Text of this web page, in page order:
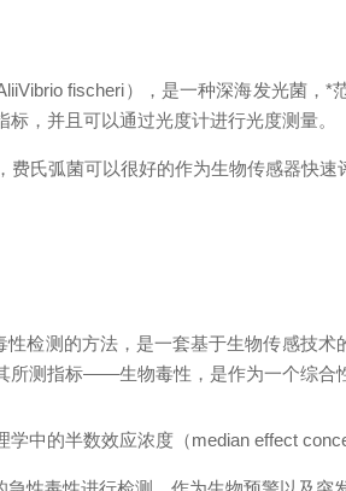
fischeri），是一种深海发光菌，*
，并且可以通过光度计进行光度测量。
氏弧菌可以很好的作为生物传感器快速
检测的方法，是一套基于生物传感技
所测指标——生物毒性，是作为一个综合
中的半数效应浓度（median effect